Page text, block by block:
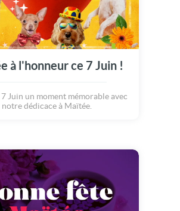
à l'honneur ce 7 Juin !
Juin un moment mémorable avec
notre dédicace à Maïtée.